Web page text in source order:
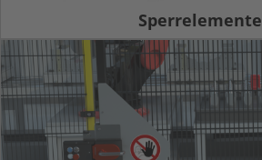
Sperrelemente